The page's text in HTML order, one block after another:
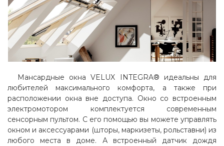
Мансардные окна VELUX INTEGRA® идеальны для
любителей максимального комфорта, а также при
расположении окна вне доступа. Окно со встроенным
электромотором комплектуется современным
сенсорным пультом. С его помощью вы можете управлять
окном и аксессуарами (шторы, маркизеты, рольставни) из
любого места в доме. А встроенный датчик дождя